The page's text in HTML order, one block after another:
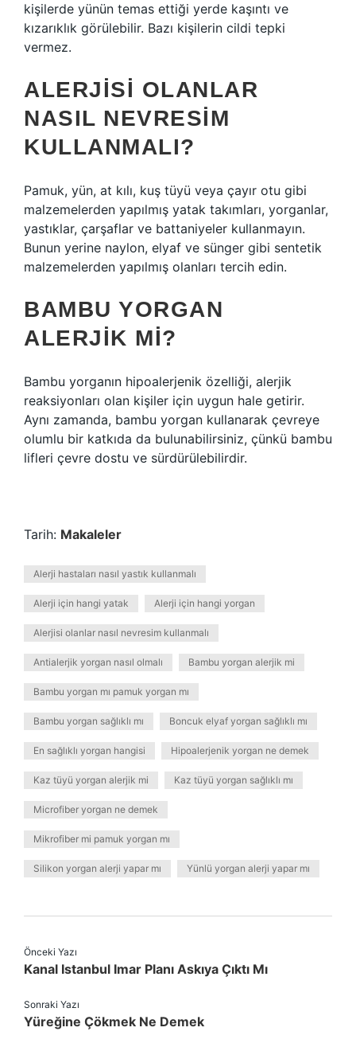
kişilerde yünün temas ettiği yerde kaşıntı ve
kızarıklık görülebilir. Bazı kişilerin cildi tepki
vermez.
ALERJISI OLANLAR
NASIL NEVRESIM
KULLANMALI?
Pamuk, yün, at kılı, kuş tüyü veya çayır otu gibi
malzemelerden yapılmış yatak takımları, yorganlar,
yastıklar, çarşaflar ve battaniyeler kullanmayın.
Bunun yerine naylon, elyaf ve sünger gibi sentetik
malzemelerden yapılmış olanları tercih edin.
BAMBU YORGAN
ALERJIK MI?
Bambu yorganın hipoalerjenik özelliği, alerjik
reaksiyonları olan kişiler için uygun hale getirir.
Aynı zamanda, bambu yorgan kullanarak çevreye
olumlu bir katkıda da bulunabilirsiniz, çünkü bambu
lifleri çevre dostu ve sürdürülebilirdir.
Tarih: Makaleler
Alerji hastaları nasıl yastık kullanmalı
Alerji için hangi yatak Alerji için hangi yorgan
Alerjisi olanlar nasıl nevresim kullanmalı
Antialerjik yorgan nasıl olmalı Bambu yorgan alerjik mi
Bambu yorgan mı pamuk yorgan mı
Bambu yorgan sağlıklı mı Boncuk elyaf yorgan sağlıklı mı
En sağlıklı yorgan hangisi Hipoalerjenik yorgan ne demek
Kaz tüyü yorgan alerjik mi Kaz tüyü yorgan sağlıklı mı
Microfiber yorgan ne demek
Mikrofiber mi pamuk yorgan mı
Silikon yorgan alerji yapar mı Yünlü yorgan alerji yapar mı
Önceki Yazı
Kanal Istanbul Imar Planı Askıya Çıktı Mı
Sonraki Yazı
Yüreğine Çökmek Ne Demek